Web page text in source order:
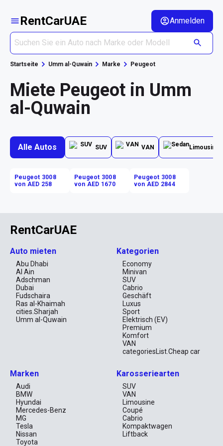
RentCarUAE Anmelden
Startseite Umm al-Quwain Marke Peugeot
Miete Peugeot in Umm
al-Quwain
Alle Autos SUV VAN Limousine
Peugeot 3008
von AED 258
Peugeot 3008
von AED 1670
Peugeot 3008
von AED 2844
RentCarUAE
Auto mieten
Abu Dhabi
Al Ain
Adschman
Dubai
Fudschaira
Ras al-Khaimah
cities.Sharjah
Umm al-Quwain
Kategorien
Economy
Minivan
SUV
Cabrio
Geschäft
Luxus
Sport
Elektrisch (EV)
Premium
Komfort
VAN
categoriesList.Cheap car
Marken
Audi
BMW
Hyundai
Mercedes-Benz
MG
Tesla
Nissan
Toyota
Karosseriearten
SUV
VAN
Limousine
Coupé
Cabrio
Kompaktwagen
Liftback